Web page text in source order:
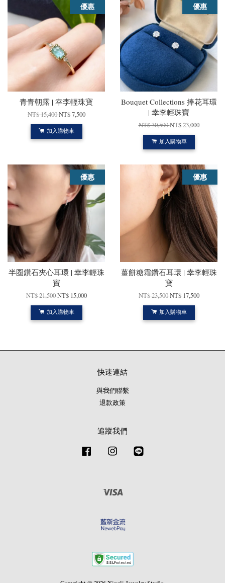
優惠
青青朝露 | 幸李輕珠寶
NT$ 15,400NT$ 7,500
加入購物車
優惠
Bouquet Collections 捧花耳環
| 幸李輕珠寶
NT$ 30,500NT$ 23,000
加入購物車
優惠
半圈鑽石夾心耳環 | 幸李輕珠
寶
NT$ 21,500NT$ 15,000
加入購物車
優惠
薑餅糖霜鑽石耳環 | 幸李輕珠
寶
NT$ 23,500NT$ 17,500
加入購物車
快速連結
與我們聯繫
退款政策
追蹤我們
Facebook Instagram